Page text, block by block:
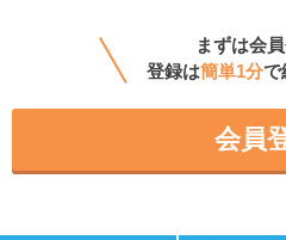
まずは会員
登録は簡単1分で
会員